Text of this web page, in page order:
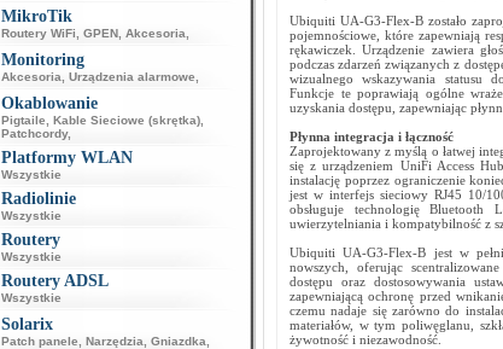
MikroTik
Routery WiFi GPEN, Akcesoria
Monitoring
Akcesoria Urządzenia alarmowe
Okablowanie
Pigtaile Kable Sieciowe (skrętka),
Patchcordy,
Platformy WLAN
Wszystkie
Radiolinie
Wszystkie
Routery
Wszystkie
Routery ADSL
Wszystkie
Solarix
Patch panele Narzędzia Gniazdka
Ubiquiti UA-G3-Flex-B zostało
pojemnościowe, które zapewniają
rękawiczek. Urządzenie zawiera
podczas zdarzeń związanych z
wizualnego wskazywania statusu
Funkcje te poprawiają ogólne
uzyskania dostępu, zapewniając
Płynna integracja i łączność
Zaprojektowany z myślą o łatwej
się z urządzeniem UniFi Access
instalację poprzez ograniczenie
jest w interfejs sieciowy RJ45 10/
obsługuje technologię
uwierzytelniania i kompatybilność z
Ubiquiti UA-G3-Flex-B jest w
nowszych, oferując
dostępu oraz dostosowywania
zapewniającą ochronę przed
czemu nadaje się zarówno do
materiałów, w tym poliwęglanu,
żywotność i niezawodność.